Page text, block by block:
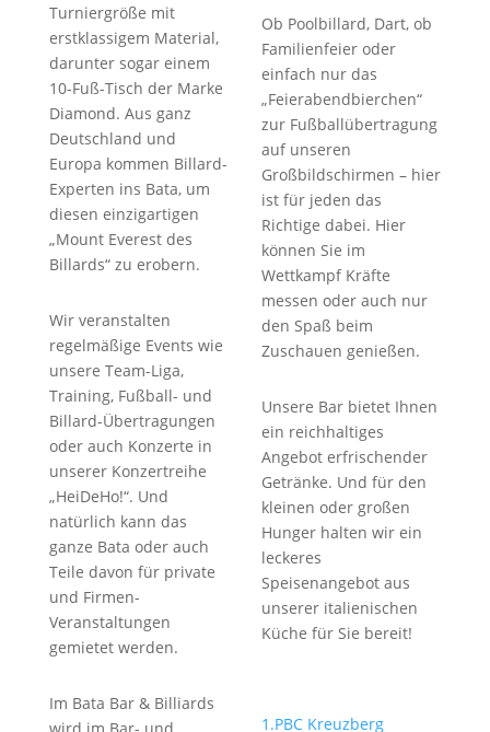
Turniergröße mit
erstklassigem Material,
darunter sogar einem
10-Fuß-Tisch der Marke
Diamond. Aus ganz
Deutschland und
Europa kommen Billard-
Experten ins Bata, um
diesen einzigartigen
„Mount Everest des
Billards“ zu erobern.
Wir veranstalten
regelmäßige Events wie
unsere Team-Liga,
Training, Fußball- und
Billard-Übertragungen
oder auch Konzerte in
unserer Konzertreihe
„HeiDeHo!“. Und
natürlich kann das
ganze Bata oder auch
Teile davon für private
und Firmen-
Veranstaltungen
gemietet werden.
Im Bata Bar & Billiards
Ob Poolbillard, Dart, ob
Familienfeier oder
einfach nur das
„Feierabendbierchen“
zur Fußballübertragung
auf unseren
Großbildschirmen – hier
ist für jeden das
Richtige dabei. Hier
können Sie im
Wettkampf Kräfte
messen oder auch nur
den Spaß beim
Zuschauen genießen.
Unsere Bar bietet Ihnen
ein reichhaltiges
Angebot erfrischender
Getränke. Und für den
kleinen oder großen
Hunger halten wir ein
leckeres
Speisenangebot aus
unserer italienischen
Küche für Sie bereit!
1.PBC Kreuzberg